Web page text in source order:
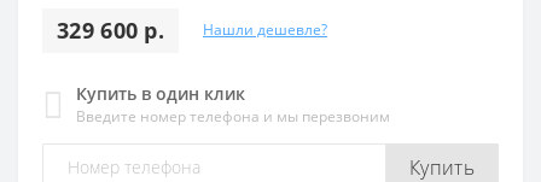
329 600 р. Нашли дешевле?
Купить в один клик
Введите номер телефона и мы перезвоним
Купить